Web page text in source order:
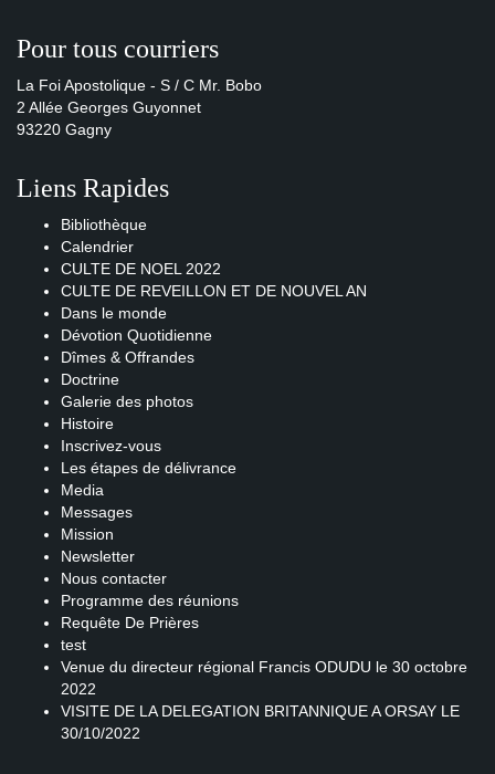
Pour tous courriers
La Foi Apostolique - S / C Mr. Bobo
2 Allée Georges Guyonnet
93220 Gagny
Liens Rapides
Bibliothèque
Calendrier
CULTE DE NOEL 2022
CULTE DE REVEILLON ET DE NOUVEL AN
Dans le monde
Dévotion Quotidienne
Dîmes & Offrandes
Doctrine
Galerie des photos
Histoire
Inscrivez-vous
Les étapes de délivrance
Media
Messages
Mission
Newsletter
Nous contacter
Programme des réunions
Requête De Prières
test
Venue du directeur régional Francis ODUDU le 30 octobre
2022
VISITE DE LA DELEGATION BRITANNIQUE A ORSAY LE
30/10/2022